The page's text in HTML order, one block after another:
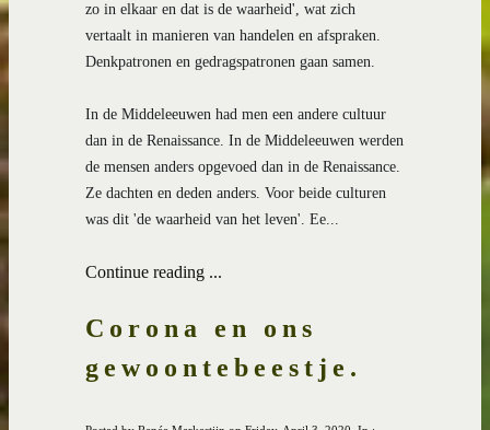
zo in elkaar en dat is de waarheid', wat zich
vertaalt in manieren van handelen en afspraken.
Denkpatronen en gedragspatronen gaan samen.
In de Middeleeuwen had men een andere cultuur
dan in de Renaissance. In de Middeleeuwen werden
de mensen anders opgevoed dan in de Renaissance.
Ze dachten en deden anders. Voor beide culturen
was dit 'de waarheid van het leven'. Ee...
Continue reading ...
Corona en ons
gewoontebeestje.